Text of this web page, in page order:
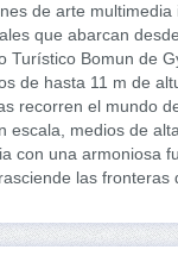
de arte
que abarcan
Turístico Bomun de
de hasta 11 m de
recorren el mundo
medios de
con una armoniosa
las fronteras